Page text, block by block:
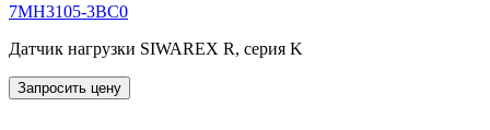
7MH3105-3BC0
Датчик нагрузки SIWAREX R, серия K
Запросить цену